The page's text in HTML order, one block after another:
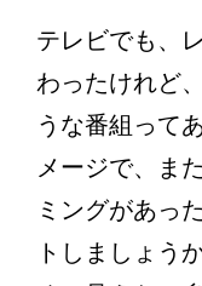
テレビでも、
わったけれど
うな番組って
メージで、ま
ミングがあっ
トしましょう